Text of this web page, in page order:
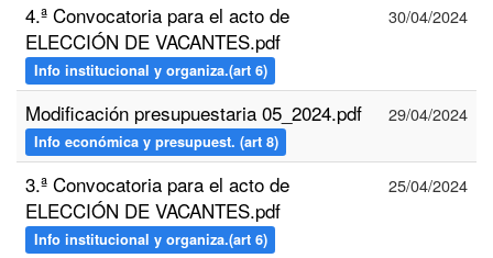
4.ª Convocatoria para el acto de
ELECCIÓN DE VACANTES.pdf
Info institucional y organiza.(art 6)
30/04/2024
Modificación presupuestaria 05_2024.pdf
Info económica y presupuest. (art 8)
29/04/2024
3.ª Convocatoria para el acto de
ELECCIÓN DE VACANTES.pdf
Info institucional y organiza.(art 6)
25/04/2024